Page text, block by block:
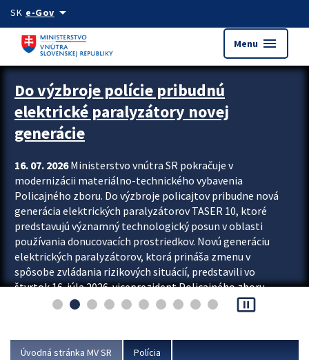
Preskocit na hlavný obsah
SK e-Govarrow_drop_down
Menu menu
Zastavit automatický posun upútavok
Do výzbroje polície pribudnú
elektrické paralyzátory novej
generácie
16. 07. 2026Ministerstvo vnútra SR pokračuje v
modernizácii materiálno-technického vybavenia
Policajného zboru. Do výzbroje policajtov pribudne nová
generácia elektrických paralyzátorov TASER 10, ktoré
predstavujú významný technologický posun v oblasti
používania donucovacích prostriedkov. Novú generáciu
elektrických paralyzátorov, ktorá prináša zmenu v
spôsobe zvládania rizikových situácií, predstavili vo
štvrtok 16. júla 2026 viceprezident Policajného zboru
Rastislav Polakovič a riaditeľ odboru výcviku...
pause_presentation
Úvodná stránka MV SR Polícia